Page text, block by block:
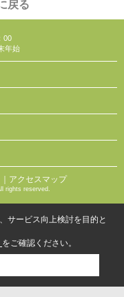
戻る
00
年始
｜アクセスマップ
rights reserved.
サービス向上検討を目的と
をご確認ください。